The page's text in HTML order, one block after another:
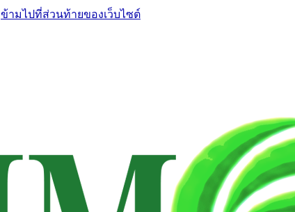
ข้ามไปที่ส่วนท้ายของเว็บไซต์